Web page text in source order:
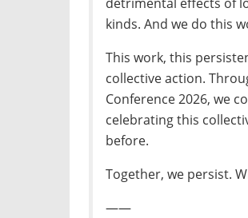
kinds. And we do this
This work, this
collective action.
Conference 2026, we
celebrating this
before.
Together, we persist.
——